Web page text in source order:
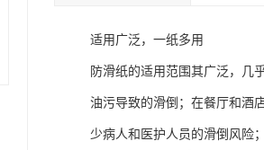
适用广泛，一纸多用
防滑纸的适用范围其广泛，几
油污导致的滑倒；在餐厅和酒
少病人和医护人员的滑倒风险